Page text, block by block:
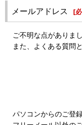
メールアドレス [
ご不明な点がありま
また、よくある質問
パソコンからのご登